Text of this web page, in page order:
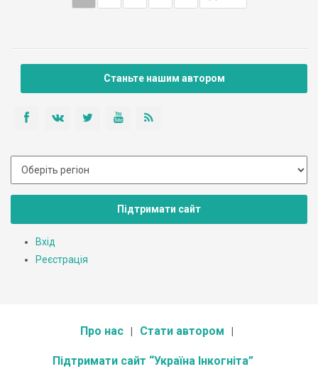
Станьте нашим автором
Підтримати сайт
Вхід
Реєстрація
Про нас Стати автором
Підтримати сайт “Україна Інкогніта”